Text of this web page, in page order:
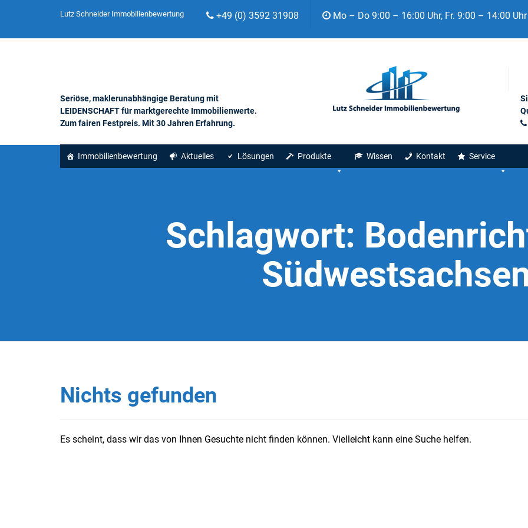
Lutz Schneider Immobilienbewertung +49 (0) 3592 31908 Mo – Do 9:00 – 16:00 Uhr, Fr. 9:00 – 14:00 Uhr
Seriöse, maklerunabhängige Beratung mit
LEIDENSCHAFT für marktgerechte Immobilienwerte.
Zum fairen Festpreis. Mit 30 Jahren Erfahrung.
Immobilienbewertung Aktuelles Lösungen Produkte Wissen Kontakt Service
Schlagwort:
Nichts gefunden
Es scheint, dass wir das von Ihnen Gesuchte nicht finden können. Vielleicht kann eine Suche helfen.